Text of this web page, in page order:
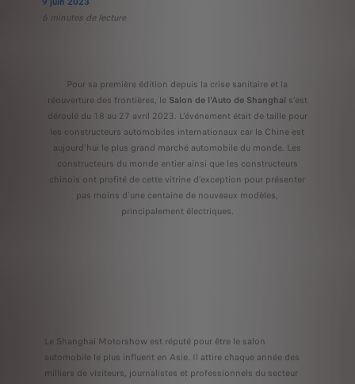
6 minutes de lecture
Pour sa première édition depuis la crise sanitaire et la
réouverture des frontières, le Salon de l'Auto de Shanghaïs’est
déroulé du 18 au 27 avril 2023. L’événement était de taille pour
les constructeurs automobiles internationaux car la Chine est
aujourd’hui le plus grand marché automobile du monde. Les
constructeurs du monde entier ainsi que les constructeurs
chinois ont profité de cette vitrine d’exception pour présenter
pas moins d’une centaine de nouveaux modèles,
principalement électriques.
Le Shanghai Motorshow est réputé pour être le salon
automobile le plus influent en Asie. Il attire chaque année des
milliers de visiteurs, journalistes et professionnels du secteur